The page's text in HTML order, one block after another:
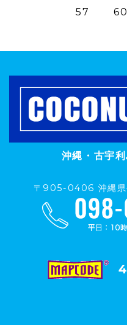
57
60
沖縄・古宇
〒905-0406 沖縄県